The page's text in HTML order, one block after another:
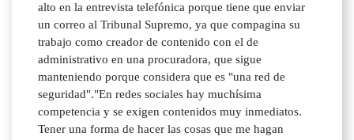
alto en la entrevista telefónica porque tiene que enviar
un correo al Tribunal Supremo, ya que compagina su
trabajo como creador de contenido con el de
administrativo en una procuradora, que sigue
manteniendo porque considera que es "una red de
seguridad"."En redes sociales hay muchísima
competencia y se exigen contenidos muy inmediatos.
Tener una forma de hacer las cosas que me hagan